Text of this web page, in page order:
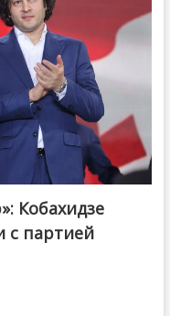
Кобахидзе
с партией